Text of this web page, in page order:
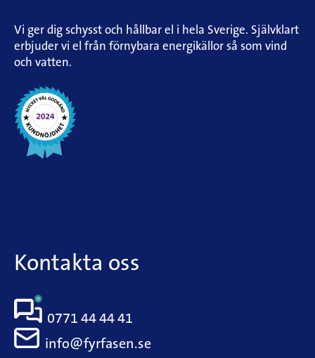
Vi ger dig schysst och hållbar el i hela Sverige. Självklart
erbjuder vi el från förnybara energikällor så som vind
och vatten.
Kontakta oss
0771 44 44 41
info@fyrfasen.se